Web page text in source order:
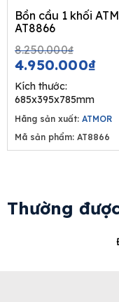
Bồn cầu 1 khối
AT8866
8.250.000₫
price
4.950.000₫
Kích thước:
685x395x785mm
Hãng sản xuất: ATMOR
Mã sản phẩm: AT8866
Thường